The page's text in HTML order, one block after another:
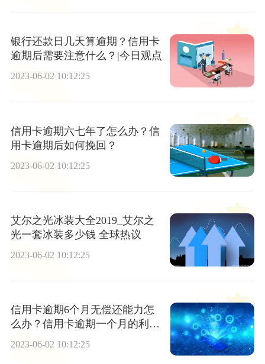
银行还款日几天算逾期？信用卡
逾期后需要注意什么？|今日观点
2023-06-02 10:12:25
信用卡逾期六七年了怎么办？信
用卡逾期后如何挽回？
2023-06-02 10:12:25
艾尔之光冰装大全2019_艾尔之
光一套冰装多少钱 全球热议
2023-06-02 10:12:25
信用卡逾期6个月无偿还能力怎
么办？信用卡逾期一个月的利息
和逾期费是多少？-天天短讯
2023-06-02 10:12:25